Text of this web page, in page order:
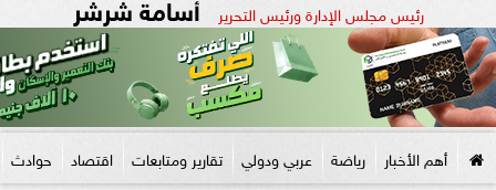
رئيس مجلس الإدارة ورئيس التحرير
أهم الأخبار رياضة عربي ودولي تقارير ومتابعات اقتصاد حوادث